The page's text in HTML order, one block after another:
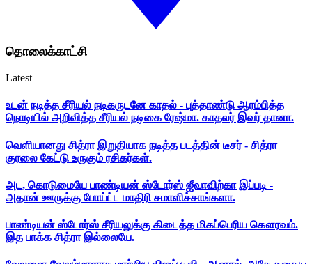
தொலைக்காட்சி
Latest
உடன் நடித்த சீரியல் நடிகருடனே காதல் - புத்தாண்டு ஆரம்பித்த
நொடியில் அறிவித்த சீரியல் நடிகை ரேஷ்மா. காதலர் இவர் தானா.
வெளியானது சித்ரா இறுதியாக நடித்த படத்தின் டீசர் - சித்ரா
குரலை கேட்டு உருகும் ரசிகர்கள்.
அட, கொடுமையே பாண்டியன் ஸ்டோர்ஸ் ஜீவாவிற்கா இப்படி -
அதான் ஊருக்கு போய்ட்ட மாதிரி சமாளிச்சாங்களா.
பாண்டியன் ஸ்டோர்ஸ் சீரியலுக்கு கிடைத்த மிகப்பெரிய கௌரவம்.
இத பாக்க சித்ரா இல்லையே.